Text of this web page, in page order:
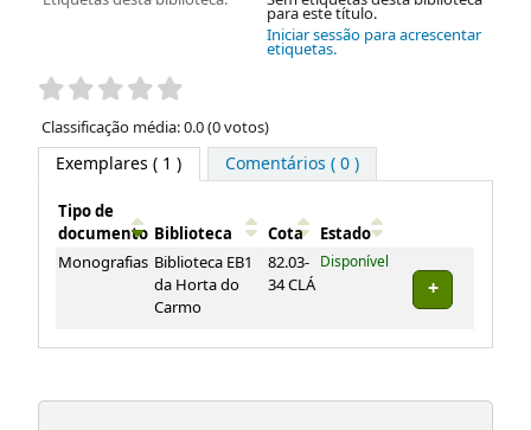
para este título.
Iniciar sessão para acrescentar
etiquetas.
Pontuação
Classificação média: 0.0 (0 votos)
Exemplares ( 1 ) Comentários ( 0 )
Exemplares
Tipo de
documento Biblioteca Cota
Estado
Monografias Biblioteca EB1
da Horta do
Carmo
82.03-
34 CLÁ
Disponível